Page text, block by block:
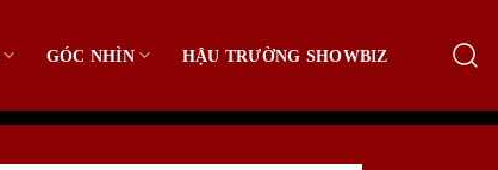
GÓC NHÌN HẬU TRƯỜNG SHOWBIZ